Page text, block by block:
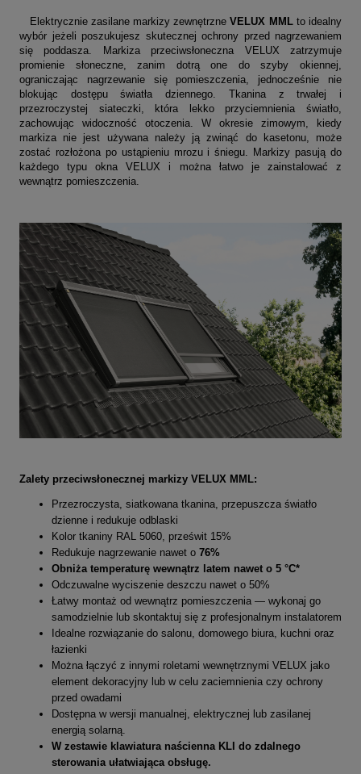
Elektrycznie zasilane markizy zewnętrzneVELUX MMLto idealny
wybór jeżeli poszukujesz skutecznej ochrony przed nagrzewaniem
się poddasza. Markiza przeciwsłoneczna VELUX zatrzymuje
promienie słoneczne, zanim dotrą one do szyby okiennej,
ograniczając nagrzewanie się pomieszczenia, jednocześnie nie
blokując dostępu światła dziennego. Tkanina z trwałej i
przezroczystej siateczki, która lekko przyciemnienia światło,
zachowując widoczność otoczenia. W okresie zimowym, kiedy
markiza nie jest używana należy ją zwinąć do kasetonu, może
zostać rozłożona po ustąpieniu mrozu i śniegu. Markizy pasują do
każdego typu okna VELUX i można łatwo je zainstalować z
wewnątrz pomieszczenia.
Zalety przeciwsłonecznej markizy VELUX MML:
Przezroczysta, siatkowana tkanina, przepuszcza światło
dzienne i redukuje odblaski
Kolor tkaniny RAL 5060, prześwit 15%
Redukuje nagrzewanie nawet o 76%
Obniża temperaturę wewnątrz latem nawet o 5 °C*
Odczuwalne wyciszenie deszczu nawet o 50%
Łatwy montaż od wewnątrz pomieszczenia — wykonaj go
samodzielnie lub skontaktuj się z profesjonalnym instalatorem
Idealne rozwiązanie do salonu, domowego biura, kuchni oraz
łazienki
Można łączyć z innymi roletami wewnętrznymi VELUX jako
element dekoracyjny lub w celu zaciemnienia czy ochrony
przed owadami
Dostępna w wersji manualnej, elektrycznej lub zasilanej
energią solarną.
W zestawie klawiatura naścienna KLI do zdalnego
sterowania ułatwiająca obsługę.